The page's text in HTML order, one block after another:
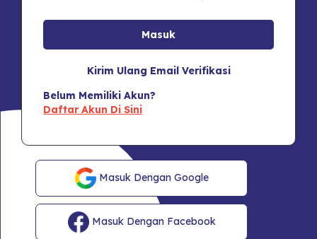
Kirim Ulang Email Verifikasi
Belum Memiliki Akun?
Daftar Akun Di Sini
Masuk Dengan Google
Masuk Dengan Facebook